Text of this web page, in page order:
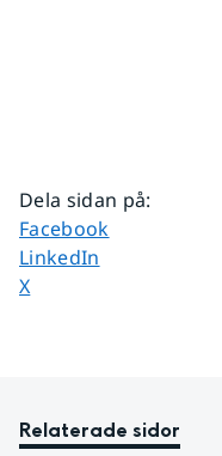
Dela sidan på:
Dela sidan på
Facebook
Dela sidan på
LinkedIn
Dela sidan på
X
Relaterade sidor